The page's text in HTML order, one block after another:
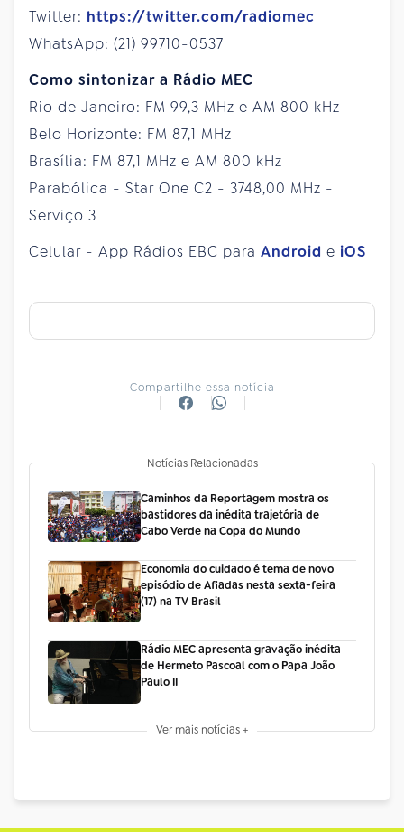
Twitter: https://twitter.com/radiomec
WhatsApp: (21) 99710-0537
Como sintonizar a Rádio MEC
Rio de Janeiro: FM 99,3 MHz e AM 800 kHz
Belo Horizonte: FM 87,1 MHz
Brasília: FM 87,1 MHz e AM 800 kHz
Parabólica - Star One C2 - 3748,00 MHz -
Serviço 3
Celular - App Rádios EBC para Android e iOS
Compartilhe essa notícia
Notícias Relacionadas
Caminhos da Reportagem mostra os
bastidores da inédita trajetória de
Cabo Verde na Copa do Mundo
Economia do cuidado é tema de novo
episódio de Afiadas nesta sexta-feira
(17) na TV Brasil
Rádio MEC apresenta gravação inédita
de Hermeto Pascoal com o Papa João
Paulo II
Ver mais notícias +